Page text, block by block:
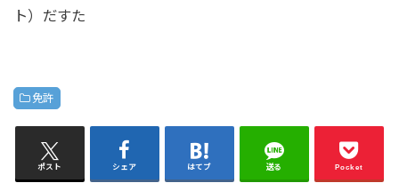
ト）だすた
免許
ポスト シェア はてブ 送る Pocket